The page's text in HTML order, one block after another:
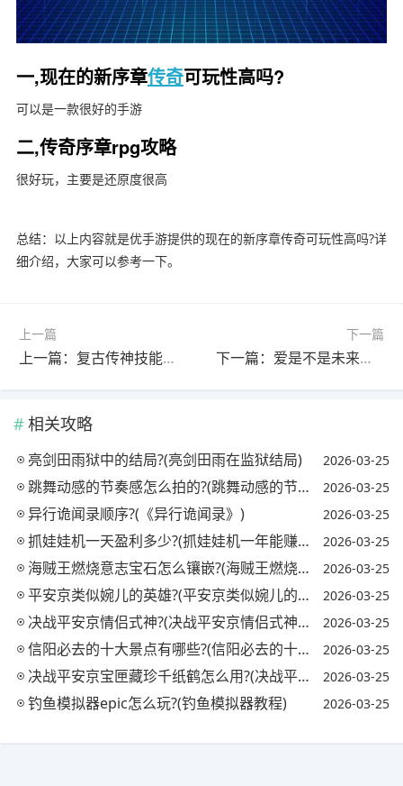
一,现在的新序章传奇可玩性高吗?
可以是一款很好的手游
二,传奇序章rpg攻略
很好玩，主要是还原度很高
总结：以上内容就是优手游提供的现在的新序章传奇可玩性高吗?详
细介绍，大家可以参考一下。
上一篇
上一篇：复古传神技能介绍?(复古传神技能介绍图)
下一篇
下一篇：爱是不是未来人类战争的武器?(爱是未来的你)
相关攻略
亮剑田雨狱中的结局?(亮剑田雨在监狱结局) 2026-03-25
跳舞动感的节奏感怎么拍的?(跳舞动感的节奏感怎么拍的视频) 2026-03-25
异行诡闻录顺序?(《异行诡闻录》) 2026-03-25
抓娃娃机一天盈利多少?(抓娃娃机一年能赚多少钱) 2026-03-25
海贼王燃烧意志宝石怎么镶嵌?(海贼王燃烧意志宝石镶嵌攻略) 2026-03-25
平安京类似婉儿的英雄?(平安京类似婉儿的英雄名字) 2026-03-25
决战平安京情侣式神?(决战平安京情侣式神怎么获得) 2026-03-25
信阳必去的十大景点有哪些?(信阳必去的十大景点有哪些地方) 2026-03-25
决战平安京宝匣藏珍千纸鹤怎么用?(决战平安京匣中珍宝活动) 2026-03-25
钓鱼模拟器epic怎么玩?(钓鱼模拟器教程) 2026-03-25